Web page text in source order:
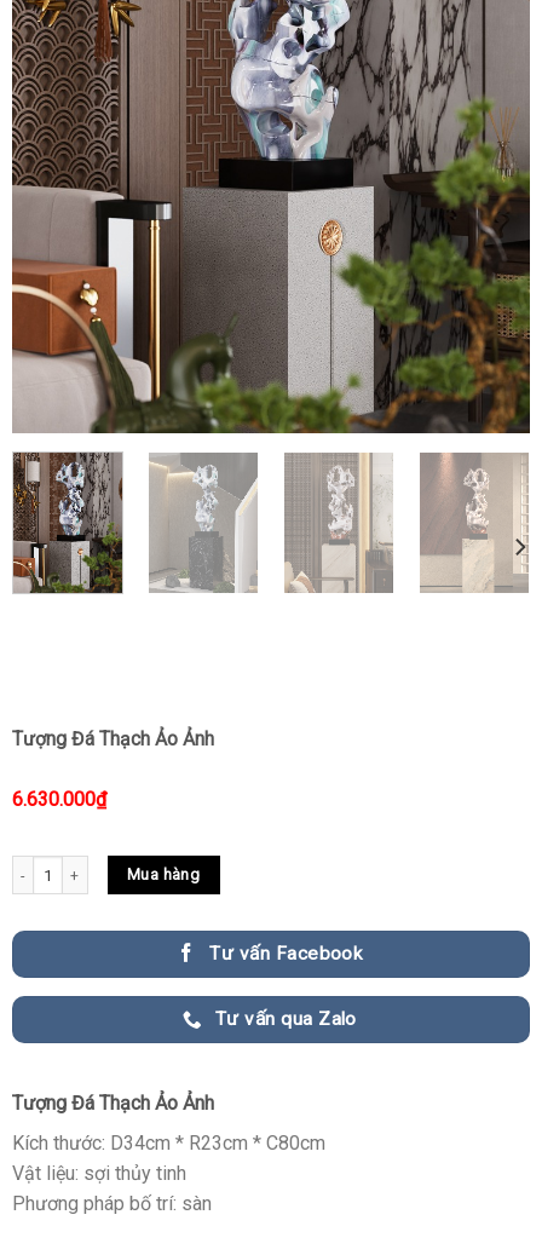
Tượng Đá Thạch Ảo Ảnh
6.630.000₫
Tượng Đá Thạch Ảo Ảnh quantity
Mua hàng
Tư vấn Facebook
Tư vấn qua Zalo
Tượng Đá Thạch Ảo Ảnh
Kích thước: D34cm * R23cm * C80cm
Vật liệu: sợi thủy tinh
Phương pháp bố trí: sàn